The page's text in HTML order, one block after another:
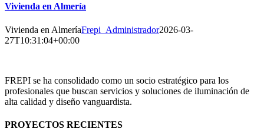
Vivienda en Almería
Vivienda en AlmeríaFrepi_Administrador2026-03-
27T10:31:04+00:00
FREPI se ha consolidado como un socio estratégico para los
profesionales que buscan servicios y soluciones de iluminación de
alta calidad y diseño vanguardista.
PROYECTOS RECIENTES